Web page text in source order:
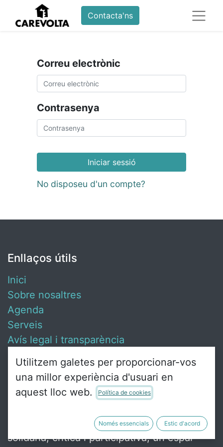
Contacta'ns
Correu electrònic
Contrasenya
Iniciar sessió
No disposeu d'un compte?
Enllaços útils
Inici
Sobre nosaltres
Agenda
Serveis
Avís legal i transparència
Sobre nosaltres
Ca Revolta és un punt de trobada de gent
solidària, crítica i participativa, un espai
Utilitzem galetes per proporcionar-vos
una millor experiència d'usuari en
aquest lloc web.
Política de cookies
Només essencials Estic d'acord